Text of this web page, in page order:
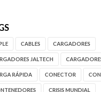
CABLES CARGADORES
JALTECH
RÁPIDA CONECTOR
CRISIS MUNDIAL